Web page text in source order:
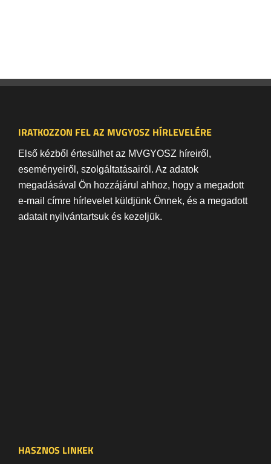
IRATKOZZON FEL AZ MVGYOSZ HÍRLEVELÉRE
Első kézből értesülhet az MVGYOSZ híreiről,
eseményeiről, szolgáltatásairól. Az adatok
megadásával Ön hozzájárul ahhoz, hogy a megadott
e-mail címre hírlevelet küldjünk Önnek, és a megadott
adatait nyilvántartsuk és kezeljük.
HASZNOS LINKEK